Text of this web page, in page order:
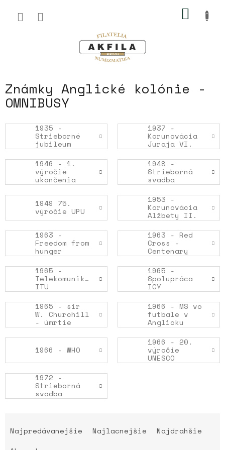
obsah
Známky Anglické kolónie -
OMNIBUSY
1935 -
Strieborné
jubileum
1937 -
Korunovácia
Juraja VI.
1946 - 1.
výročie
ukončenia
II. sv.
vojny
1948 -
Strieborná
svadba
1949 75.
výročie UPU
1953 -
Korunovácia
Alžbety II.
1963 -
Freedom from
hunger
1963 - Red
Cross -
Centenary
1965 -
Telekomunikácie
ITU
1965 -
Spolupráca
ICY
1965 - sir
W. Churchill
- úmrtie
1966 - MS vo
futbale v
Anglicku
1966 - WHO
1966 - 20.
výročie
UNESCO
1972 -
Strieborná
svadba
aNajpredávanejšie Najlacnejšie
Najdrahšie